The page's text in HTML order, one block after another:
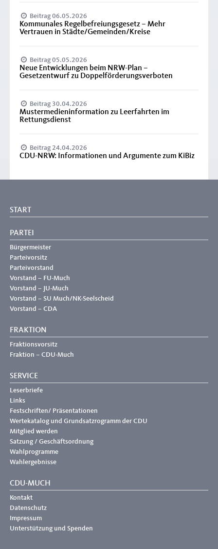
Beitrag 06.05.2026
Kommunales Regelbefreiungsgesetz – Mehr
Vertrauen in Städte/Gemeinden/Kreise
Beitrag 05.05.2026
Neue Entwicklungen beim NRW-Plan –
Gesetzentwurf zu Doppelförderungsverboten
Beitrag 30.04.2026
Mustermedieninformation zu Leerfahrten im
Rettungsdienst
Beitrag 24.04.2026
CDU-NRW: Informationen und Argumente zum KiBiz
START
PARTEI
Bürgermeister
Parteivorsitz
Parteivorstand
Vorstand – FU-Much
Vorstand – JU-Much
Vorstand – SU Much/NK-Seelscheid
Vorstand – CDA
FRAKTION
Fraktionsvorsitz
Fraktion – CDU-Much
SERVICE
Leserbriefe
Links
Festschriften/ Präsentationen
Wertekatalog und Grundsatzrogramm der CDU
Mitglied werden
Satzung / Geschäftsordnung
Wahlprogramme
Wahlergebnisse
CDU-MUCH
Kontakt
Datenschutz
Impressum
Unterstützung und Spenden